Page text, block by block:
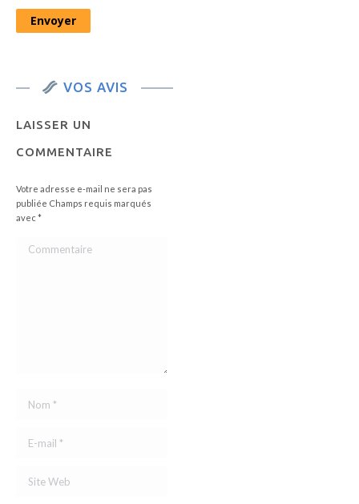
VOS AVIS
LAISSER UN
COMMENTAIRE
Votre adresse e-mail ne sera pas
publiée Champs requis marqués
avec *
Commentaire
Nom *
E-mail *
Site Web